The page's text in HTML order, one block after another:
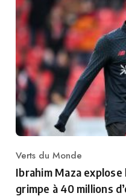
Category
Verts du Monde
Ibrahim Maza
grimpe à 40 millions